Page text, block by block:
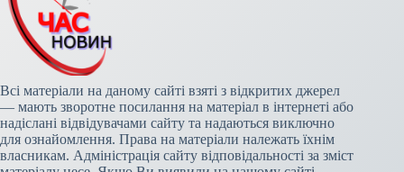
Всі матеріали на даному сайті взяті з відкритих джерел
— мають зворотне посилання на матеріал в інтернеті або
надіслані відвідувачами сайту та надаються виключно
для ознайомлення. Права на матеріали належать їхнім
власникам. Адміністрація сайту відповідальності за зміст